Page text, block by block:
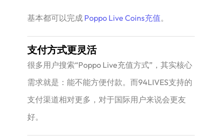
基本都可以完成 Poppo Live Coins充值。
支付方式更灵活
很多用户搜索“Poppo Live充值方式”，其实核心
需求就是：能不能方便付款。而94LIVES支持的
支付渠道相对更多，对于国际用户来说会更友
好。